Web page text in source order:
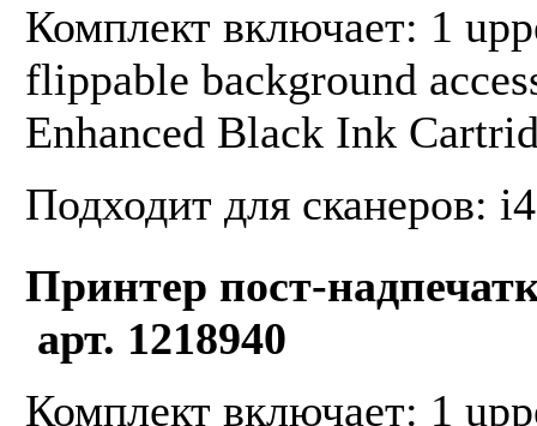
Комплект включает: 1
flippable background
Enhanced Black Ink
Подходит для сканеров:
Принтер пост-
арт. 1218940
Комплект включает: 1